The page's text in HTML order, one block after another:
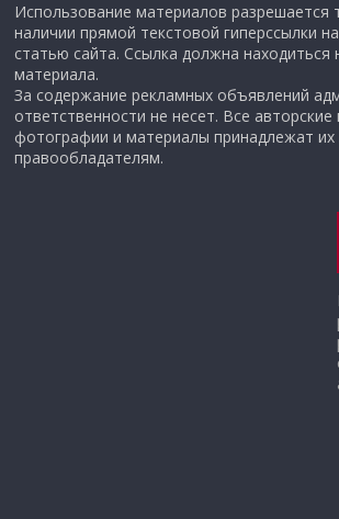
Использование материалов разрешается
наличии прямой текстовой гиперссылки
статью сайта. Ссылка должна находиться
материала.
За содержание рекламных объявлений
ответственности не несет. Все авторские
фотографии и материалы принадлежат
правообладателям.